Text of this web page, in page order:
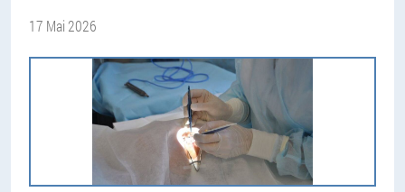
17 Mai 2026